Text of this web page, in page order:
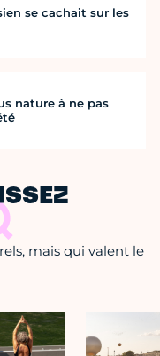
se cachait sur les
nature à ne pas
mais qui valent le